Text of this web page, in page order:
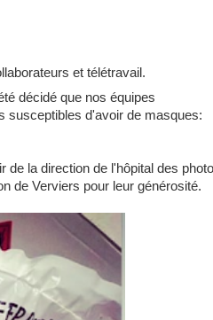
et télétravail.
décidé que nos équipes
susceptibles d'avoir de masques:
de la direction de l'hôpital des
de Verviers pour leur générosité.